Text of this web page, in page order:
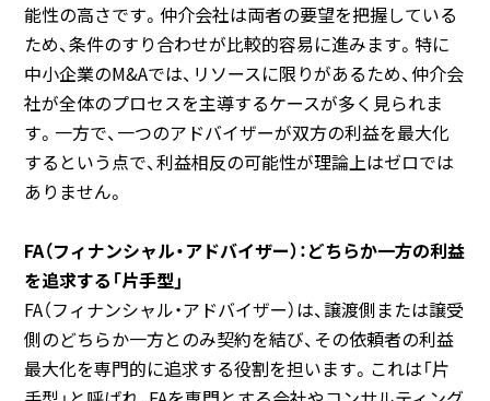
能性の高さです。仲介会社は両者の要望を把握している
ため、条件のすり合わせが比較的容易に進みます。特に
中小企業のM&Aでは、リソースに限りがあるため、仲介会
社が全体のプロセスを主導するケースが多く見られま
す。一方で、一つのアドバイザーが双方の利益を最大化
するという点で、利益相反の可能性が理論上はゼロでは
ありません。
FA（フィナンシャル・アドバイザー）：どちらか一方の利益
を追求する「片手型」
FA（フィナンシャル・アドバイザー）は、譲渡側または譲受
側のどちらか一方とのみ契約を結び、その依頼者の利益
最大化を専門的に追求する役割を担います。これは「片